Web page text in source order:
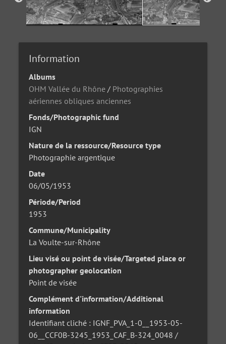
Information
Albums
OHM Vallée du Rhône / Photographies
aériennes obliques anciennes
Fonds/Photographic fund
IGN
Nature de la ressource/Resource type
Photographie argentique
Date
06/05/1953
Période/Period
1953
Commune/Municipality
La Voulte-sur-Rhône
Lieu visé ou point de visée/Targeted place or
photographer geolocation
Point de visée
Complément d'information/Additional
information
Identifiant cliché : IGNF_PVA_1-0__1953-05-
06__CCF0B-3245_1953_CAF_B-324_0048 /